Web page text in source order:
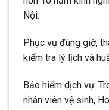
Nội.
Phục vụ đúng giờ,
kiểm tra lý lịch và
Bảo hiểm dịch vụ:
nhân viên vệ sinh,